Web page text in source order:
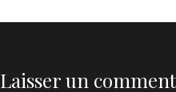
Laisser un